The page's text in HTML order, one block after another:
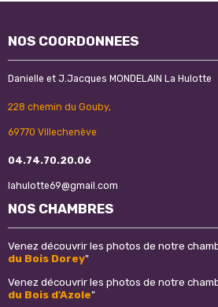
NOS COORDONNEES
Danielle et J.Jacques MONDELAIN La Hulotte
228 chemin du Gouby,
69770 Villechenève
04.74.70.20.06
lahulotte69@gmail.com
NOS CHAMBRES
Venez découvrir les photos de notre
du Bois Dorey"
Venez découvrir les photos de notre
du Bois d'Azole"